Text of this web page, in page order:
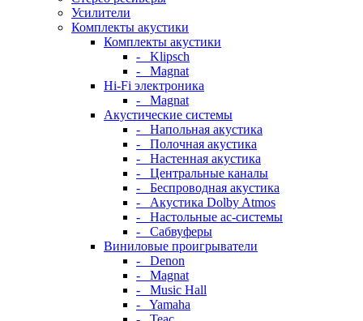
Усилители
Комплекты акустики
Комплекты акустики
- Klipsch
- Magnat
Hi-Fi электроника
- Magnat
Акустические системы
- Напольная акустика
- Полочная акустика
- Настенная акустика
- Центральные каналы
- Беспроводная акустика
- Акустика Dolby Atmos
- Настольные ас-системы
- Сабвуферы
Виниловые проигрыватели
- Denon
- Magnat
- Music Hall
- Yamaha